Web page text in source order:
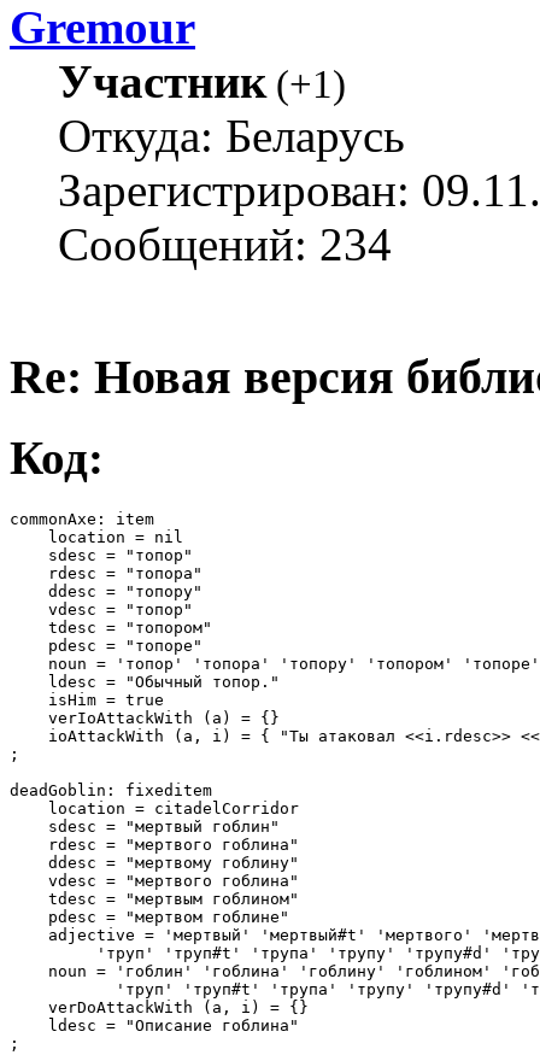
Gremour
Участник(+1)
Откуда: Беларусь
Зарегистрирован:
Сообщений: 234
Re: Новая версия
Код:
commonAxe: item
    location = nil
    sdesc = "топор"
    rdesc = "топора"
    ddesc = "топору"
    vdesc = "топор"
    tdesc = "топором"
    pdesc = "топоре"
noun = 'топор' 'топора' 'топору' 'топором'
    ldesc = "Обычный топор."
    isHim = true
    verIoAttackWith (a) = {}
ioAttackWith (a, i) = { "Ты атаковал <<i.rdesc>>
;
deadGoblin: fixeditem
    location = citadelCorridor
    sdesc = "мертвый гоблин"
    rdesc = "мертвого гоблина"
    ddesc = "мертвому гоблину"
    vdesc = "мертвого гоблина"
    tdesc = "мертвым гоблином"
    pdesc = "мертвом гоблине"
adjective = 'мертвый' 'мертвый#t' 'мертвого'
'труп' 'труп#t' 'трупа' 'трупу' 'трупу#d'
noun = 'гоблин' 'гоблина' 'гоблину' 'гоблином'
'труп' 'труп#t' 'трупа' 'трупу' 'трупу#d'
    verDoAttackWith (a, i) = {}
    ldesc = "Описание гоблина"
;